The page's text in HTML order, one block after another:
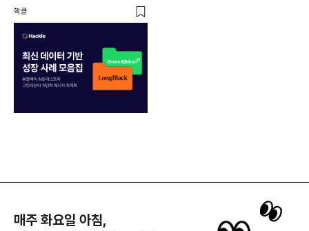
개인화 메시지 최적화 알아보기
핵클
매주 화요일 아침,